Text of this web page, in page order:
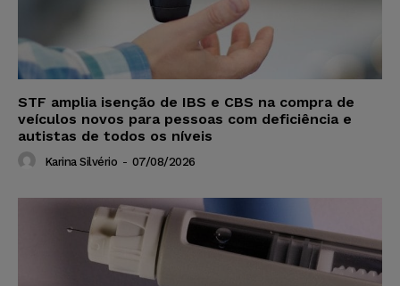
STF amplia isenção de IBS e CBS na compra de
veículos novos para pessoas com deficiência e
autistas de todos os níveis
Karina Silvério - 07/08/2026